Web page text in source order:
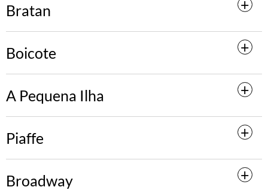
Bratan
Boicote
A Pequena Ilha
Piaffe
Broadway